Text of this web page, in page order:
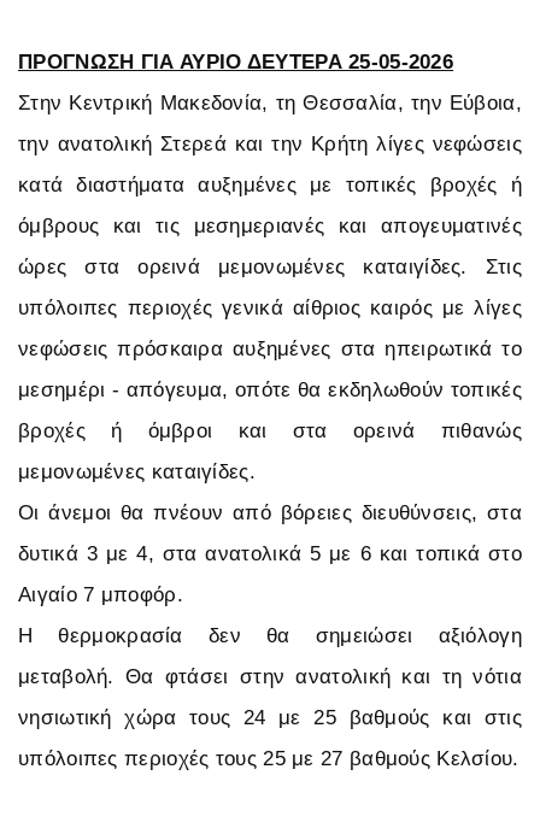
ΠΡΟΓΝΩΣΗ ΓΙΑ ΑΥΡΙΟ ΔΕΥΤΕΡΑ 25-05-2026
Στην Κεντρική Μακεδονία, τη Θεσσαλία, την Εύβοια,
την ανατολική Στερεά και την Κρήτη λίγες νεφώσεις
κατά διαστήματα αυξημένες με τοπικές βροχές ή
όμβρους και τις μεσημεριανές και απογευματινές
ώρες στα ορεινά μεμονωμένες καταιγίδες. Στις
υπόλοιπες περιοχές γενικά αίθριος καιρός με λίγες
νεφώσεις πρόσκαιρα αυξημένες στα ηπειρωτικά το
μεσημέρι - απόγευμα, οπότε θα εκδηλωθούν τοπικές
βροχές ή όμβροι και στα ορεινά πιθανώς
μεμονωμένες καταιγίδες.
Οι άνεμοι θα πνέουν από βόρειες διευθύνσεις, στα
δυτικά 3 με 4, στα ανατολικά 5 με 6 και τοπικά στο
Αιγαίο 7 μποφόρ.
Η θερμοκρασία δεν θα σημειώσει αξιόλογη
μεταβολή. Θα φτάσει στην ανατολική και τη νότια
νησιωτική χώρα τους 24 με 25 βαθμούς και στις
υπόλοιπες περιοχές τους 25 με 27 βαθμούς Κελσίου.